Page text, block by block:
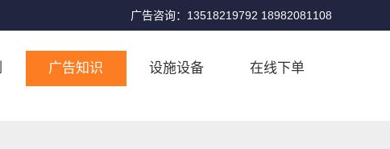
广告咨询：13518219792 18982081108
广告知识 设施设备 在线下单